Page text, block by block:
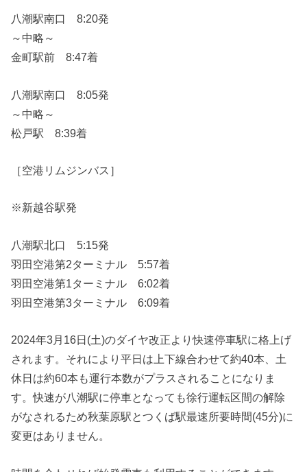
八潮駅南口 8:20発
～中略～
金町駅前 8:47着
八潮駅南口 8:05発
～中略～
松戸駅 8:39着
［空港リムジンバス］
※新越谷駅発
八潮駅北口 5:15発
羽田空港第2ターミナル 5:57着
羽田空港第1ターミナル 6:02着
羽田空港第3ターミナル 6:09着
2024年3月16日(土)のダイヤ改正より快速停車駅に格上げ
されます。それにより平日は上下線合わせて約40本、土
休日は約60本も運行本数がプラスされることになりま
す。快速が八潮駅に停車となっても徐行運転区間の解除
がなされるため秋葉原駅とつくば駅最速所要時間(45分)に
変更はありません。